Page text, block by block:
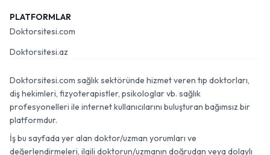
PLATFORMLAR
Doktorsitesi.com
Doktorsitesi.az
Doktorsitesi.com sağlık sektöründe hizmet veren tıp doktorları,
diş hekimleri, fizyoterapistler, psikologlar vb. sağlık
profesyonelleri ile internet kullanıcılarını buluşturan bağımsız bir
platformdur.
İş bu sayfada yer alan doktor/uzman yorumları ve
değerlendirmeleri, ilgili doktorun/uzmanın doğrudan veya dolaylı